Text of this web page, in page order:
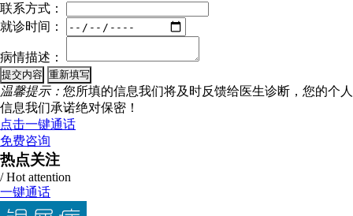
联系方式：
就诊时间：
病情描述：
温馨提示： 您所填的信息我们将及时反馈给医生诊断，您的个人
信息我们承诺绝对保密！
点击一键通话
免费咨询
热点关注
/ Hot attention
一键通话